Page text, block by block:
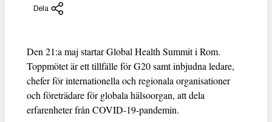
Dela
Den 21:a maj startar Global Health Summit i Rom.
Toppmötet är ett tillfälle för G20 samt inbjudna ledare,
chefer för internationella och regionala organisationer
och företrädare för globala hälsoorgan, att dela
erfarenheter från COVID-19-pandemin.